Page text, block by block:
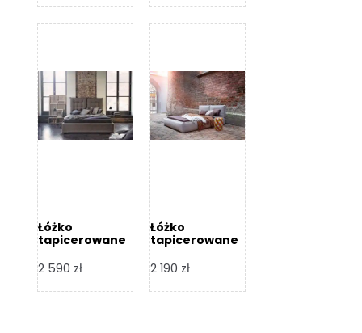
Łóżko
tapicerowane
Design
2 590 zł
Łóżko
tapicerowane
Design
2 190 zł